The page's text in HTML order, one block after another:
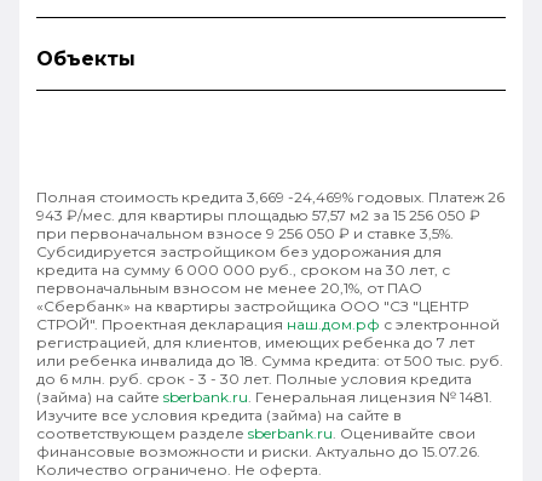
Объекты
Полная стоимость кредита 3,669 -24,469% годовых. Платеж 26
943 ₽/мес. для квартиры площадью 57,57 м2 за 15 256 050 ₽
при первоначальном взносе 9 256 050 ₽ и ставке 3,5%.
Субсидируется застройщиком без удорожания для
кредита на сумму 6 000 000 руб., сроком на 30 лет, с
первоначальным взносом не менее 20,1%, от ПАО
«Сбербанк» на квартиры застройщика ООО "СЗ "ЦЕНТР
СТРОЙ". Проектная декларация наш.дом.рф с электронной
регистрацией, для клиентов, имеющих ребенка до 7 лет
или ребенка инвалида до 18. Сумма кредита: от 500 тыс. руб.
до 6 млн. руб. срок - 3 - 30 лет. Полные условия кредита
(займа) на сайте sberbank.ru. Генеральная лицензия № 1481.
Изучите все условия кредита (займа) на сайте в
соответствующем разделе sberbank.ru. Оценивайте свои
финансовые возможности и риски. Актуально до 15.07.26.
Количество ограничено. Не оферта.